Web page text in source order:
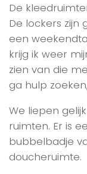
De
De lockers zijn
een
krijg ik weer
zien van die
ga hulp
We liepen
ruimten. Er is
bubbelbadje
doucheruimte.